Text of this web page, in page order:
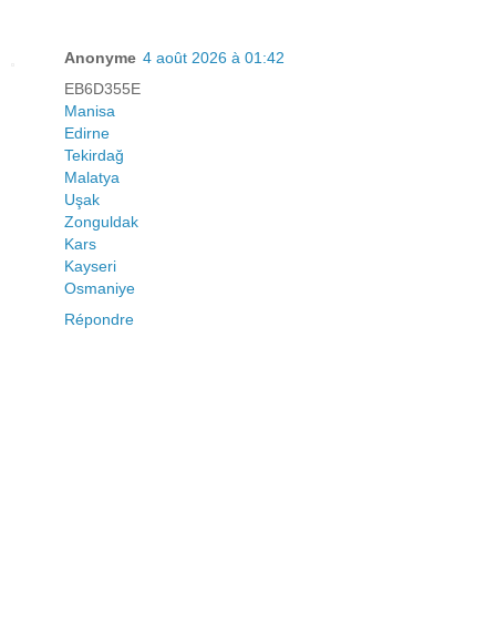
Anonyme 4 août 2026 à 01:42
EB6D355E
Manisa
Edirne
Tekirdağ
Malatya
Uşak
Zonguldak
Kars
Kayseri
Osmaniye
Répondre